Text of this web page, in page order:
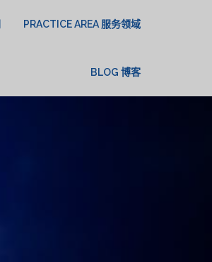
PRACTICE AREA 服务领域
BLOG 博客